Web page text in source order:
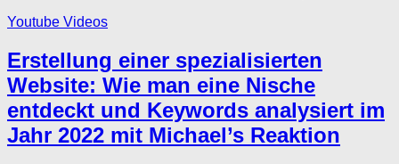
Youtube Videos
Erstellung einer spezialisierten
Website: Wie man eine Nische
entdeckt und Keywords analysiert im
Jahr 2022 mit Michael’s Reaktion